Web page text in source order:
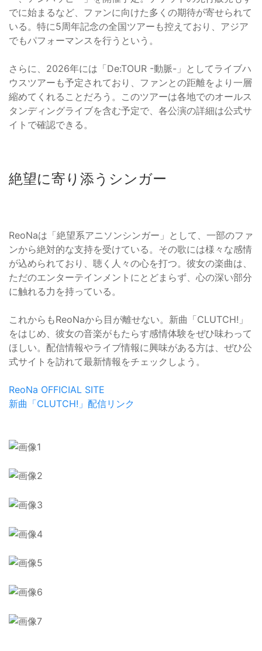
でに始まるなど、ファンに向けた多くの期待が寄せられて
いる。特に5周年記念の全国ツアーも控えており、アジア
でもパフォーマンスを行うという。
さらに、2026年には「De:TOUR -動脈-」としてライブハ
ウスツアーも予定されており、ファンとの距離をより一層
縮めてくれることだろう。このツアーは各地でのオールス
タンディングライブを含む予定で、各公演の詳細は公式サ
イトで確認できる。
絶望に寄り添うシンガー
ReoNaは「絶望系アニソンシンガー」として、一部のファ
ンから絶対的な支持を受けている。その歌には様々な感情
が込められており、聴く人々の心を打つ。彼女の楽曲は、
ただのエンターテインメントにとどまらず、心の深い部分
に触れる力を持っている。
これからもReoNaから目が離せない。新曲「CLUTCH!」
をはじめ、彼女の音楽がもたらす感情体験をぜひ味わって
ほしい。配信情報やライブ情報に興味がある方は、ぜひ公
式サイトを訪れて最新情報をチェックしよう。
ReoNa OFFICIAL SITE
新曲「CLUTCH!」配信リンク